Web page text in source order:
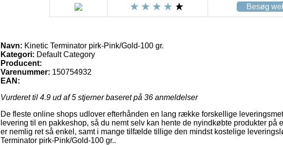
Besøg
Navn: Kinetic Terminator pirk-Pink/Gold-100 gr.
Kategori: Default Category
Producent:
Varenummer: 150754932
EAN:
Vurderet til 4.9 ud af 5 stjerner baseret på 36 anmeldelser
De fleste online shops udlover efterhånden en lang række forskellige
levering til en pakkeshop, så du nemt selv kan hente de nyindkøbte produkter på
er nemlig ret så enkel, samt i mange tilfælde tillige den mindst kostelige
Terminator pirk-Pink/Gold-100 gr..